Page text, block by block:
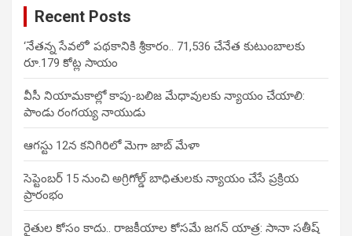
Recent Posts
‘నేతన్న సేవలో’ పథకానికి శ్రీకారం.. 71,536 చేనేత కుటుంబాలకు
రూ.179 కోట్ల సాయం
వీసీ నియామకాల్లో కాపు-బలిజ మేధావులకు న్యాయం చేయాలి:
పాండు రంగయ్య నాయుడు
ఆగస్టు 12న కనిగిరిలో మెగా జాబ్ మేళా
సెప్టెంబర్ 15 నుంచి అగ్రిగోల్డ్ బాధితులకు న్యాయం చేసే ప్రక్రియ
ప్రారంభం
రైతుల కోసం కాదు.. రాజకీయాల కోసమే జగన్ యాత్ర: సానా సతీష్